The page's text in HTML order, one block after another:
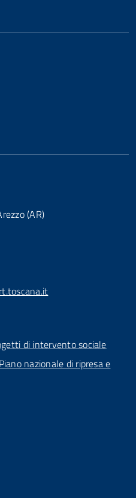
(AR)
di intervento sociale
nazionale di ripresa e